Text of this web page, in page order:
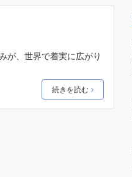
が、世界で着実に広がり
続きを読む